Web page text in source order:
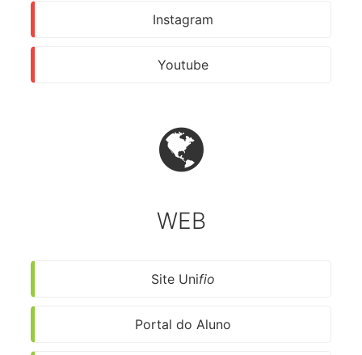
Instagram
Youtube
WEB
Site Unifio
Portal do Aluno